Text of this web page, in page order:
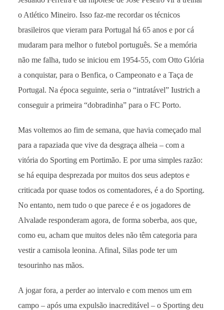
o Atlético Mineiro. Isso faz-me recordar os técnicos
brasileiros que vieram para Portugal há 65 anos e por cá
mudaram para melhor o futebol português. Se a memória
não me falha, tudo se iniciou em 1954-55, com Otto Glória
a conquistar, para o Benfica, o Campeonato e a Taça de
Portugal. Na época seguinte, seria o “intratável” Iustrich a
conseguir a primeira “dobradinha” para o FC Porto.
Mas voltemos ao fim de semana, que havia começado mal
para a rapaziada que vive da desgraça alheia – com a
vitória do Sporting em Portimão. E por uma simples razão:
se há equipa desprezada por muitos dos seus adeptos e
criticada por quase todos os comentadores, é a do Sporting.
No entanto, nem tudo o que parece é e os jogadores de
Alvalade responderam agora, de forma soberba, aos que,
como eu, acham que muitos deles não têm categoria para
vestir a camisola leonina. Afinal, Silas pode ter um
tesourinho nas mãos.
A jogar fora, a perder ao intervalo e com menos um em
campo – após uma expulsão inacreditável – o Sporting deu